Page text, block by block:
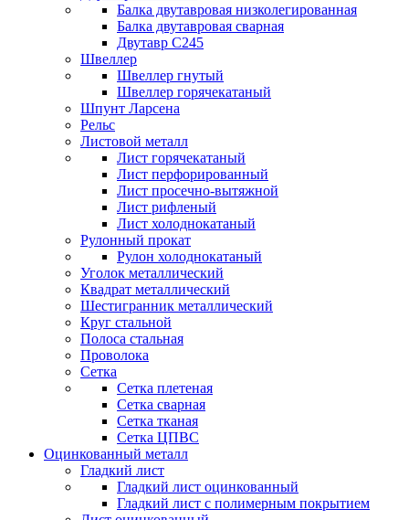
Балка двутавровая низколегированная
Балка двутавровая сварная
Двутавр С245
Швеллер
Швеллер гнутый
Швеллер горячекатаный
Шпунт Ларсена
Рельс
Листовой металл
Лист горячекатаный
Лист перфорированный
Лист просечно-вытяжной
Лист рифленый
Лист холоднокатаный
Рулонный прокат
Рулон холоднокатаный
Уголок металлический
Квадрат металлический
Шестигранник металлический
Круг стальной
Полоса стальная
Проволока
Сетка
Сетка плетеная
Сетка сварная
Сетка тканая
Сетка ЦПВС
Оцинкованный металл
Гладкий лист
Гладкий лист оцинкованный
Гладкий лист с полимерным покрытием